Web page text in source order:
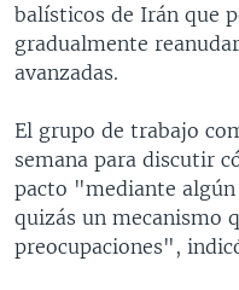
balísticos de Irán que
gradualmente
avanzadas.
El grupo de trabajo
semana para discutir
pacto "mediante
quizás un mecanismo
preocupaciones",